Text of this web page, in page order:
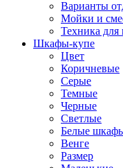
Варианты
Мойки и
Техника для
Шкафы-купе
Цвет
Коричневые
Серые
Темные
Черные
Светлые
Белые
Венге
Размер